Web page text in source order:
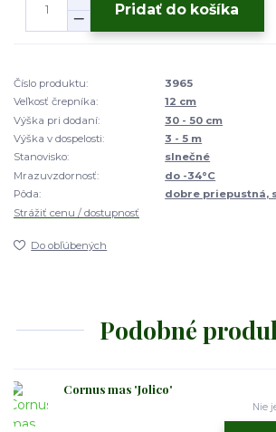
Pridať do košíka
Číslo produktu:
3965
Veľkosť črepníka:
12 cm
Výška pri dodaní:
30 - 50 cm
Výška v dospelosti:
3 - 5 m
Stanovisko:
slnečné
Mrazuvzdornosť:
do -34°C
Pôda:
dobre priepustná,
Strážiť cenu / dostupnosť
Do obľúbených
Podobné
Cornus mas 'Jolico'
Nie